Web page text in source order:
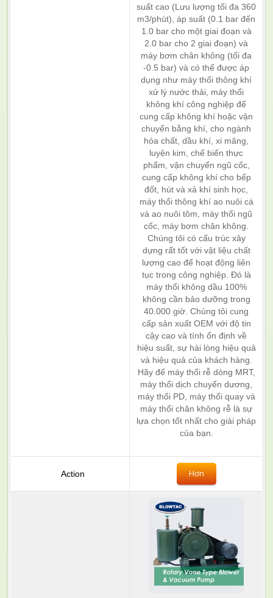
suất cao (Lưu lượng tối đa 360
m3/phút), áp suất (0.1 bar đến
1.0 bar cho một giai đoạn và
2.0 bar cho 2 giai đoạn) và
máy bơm chân không (tối đa
-0.5 bar) và có thể được áp
dụng như máy thổi thông khí
xử lý nước thải, máy thổi
không khí công nghiệp để
cung cấp không khí hoặc vận
chuyển bằng khí, cho ngành
hóa chất, dầu khí, xi măng,
luyện kim, chế biến thực
phẩm, vận chuyển ngũ cốc,
cung cấp không khí cho bếp
đốt, hút và xả khí sinh học,
máy thổi thông khí ao nuôi cá
và ao nuôi tôm, máy thổi ngũ
cốc, máy bơm chân không.
Chúng tôi có cấu trúc xây
dựng rất tốt với vật liệu chất
lượng cao để hoạt động liên
tục trong công nghiệp. Đó là
máy thổi không dầu 100%
không cần bảo dưỡng trong
40.000 giờ. Chúng tôi cung
cấp sản xuất OEM với độ tin
cậy cao và tính ổn định về
hiệu suất, sự hài lòng hiệu quả
và hiệu quả của khách hàng.
Hãy để máy thổi rễ dòng MRT,
máy thổi dịch chuyển dương,
máy thổi PD, máy thổi quay và
máy thổi chân không rễ là sự
lựa chọn tốt nhất cho giải pháp
của bạn.
Hơn